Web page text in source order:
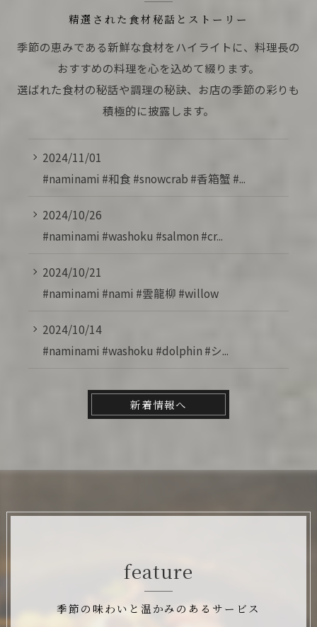
精選された食材秘話とストーリー
季節の恵みである新鮮な食材をハイライトに、料理長の
おすすめの料理を心を込めて綴ります。
選ばれた食材の秘話や調理の秘訣、お店の季節の彩りも
積極的に披露します。
2024/11/01
#naminami #和食 #snowcrab #香箱蟹 #...
2024/10/26
#naminami #washoku #salmon #cr...
2024/10/21
#naminami #nami #雲龍柳 #willow
2024/10/14
#naminami #washoku #dolphin #シ...
新着情報へ
季節の味わいと温かみのあるサービス
feature